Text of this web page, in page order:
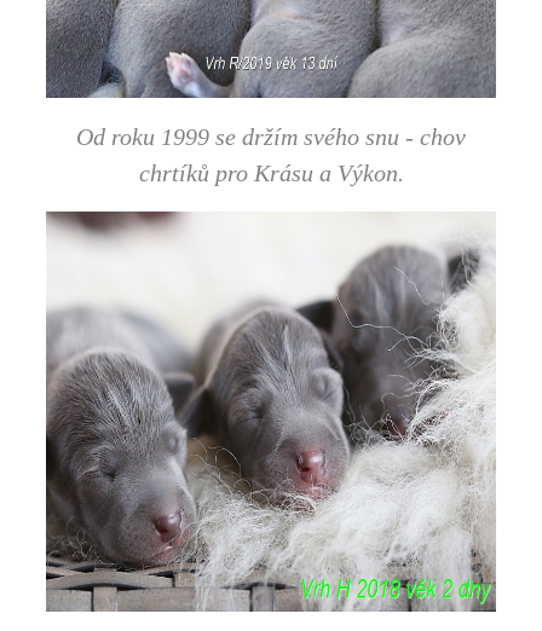
Od roku 1999 se držím svého snu - chov
chrtíků pro Krásu a Výkon.